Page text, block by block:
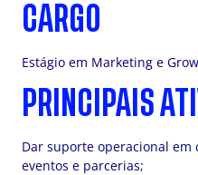
CARGO
Estágio em Marketing e
PRINCIPAIS
Dar suporte operacional
eventos e parcerias;